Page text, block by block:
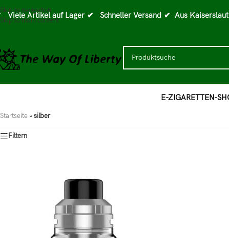
Skip to navigation
Skip to main content
Viele Artikel auf Lager ✔ Schneller Versand ✔ Aus
E-ZIGARETTEN-
Startseite »silber
Filtern